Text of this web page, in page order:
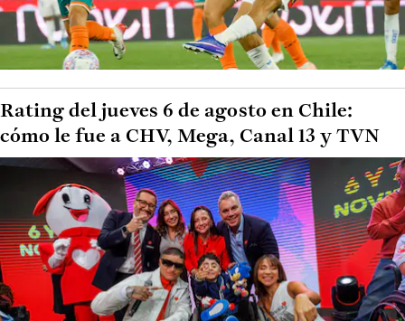
Rating del jueves 6 de agosto en Chile:
cómo le fue a CHV, Mega, Canal 13 y TVN